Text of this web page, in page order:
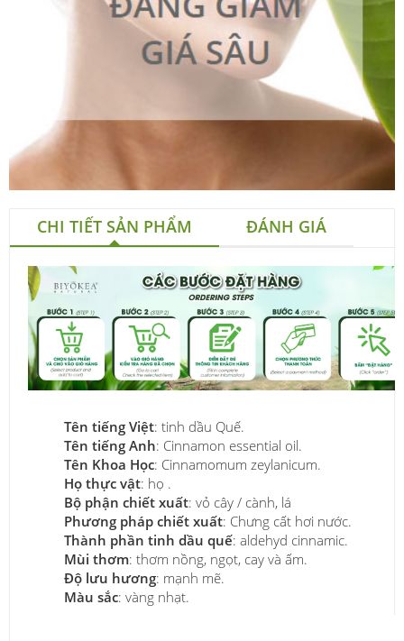
CHI TIẾT SẢN PHẨM ĐÁNH GIÁ
Tên tiếng Việt: tinh dầu Quế.
Tên tiếng Anh: Cinnamon essential oil.
Tên Khoa Học: Cinnamomum zeylanicum.
Họ thực vật: họ .
Bộ phận chiết xuất: vỏ cây / cành, lá
Phương pháp chiết xuất: Chưng cất hơi nước.
Thành phần tinh dầu quế: aldehyd cinnamic.
Mùi thơm: thơm nồng, ngọt, cay và ấm.
Độ lưu hương: mạnh mẽ.
Màu sắc: vàng nhạt.